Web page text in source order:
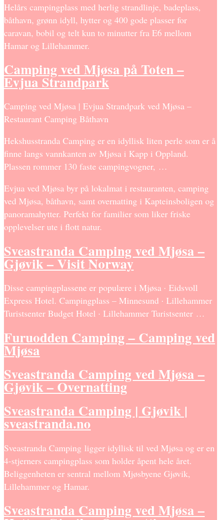
Helårs campingplass med herlig strandlinje, badeplass,
båthavn, grønn idyll, hytter og 400 gode plasser for
caravan, bobil og telt kun to minutter fra E6 mellom
Hamar og Lillehammer.
Camping ved Mjøsa på Toten –
Evjua Strandpark
Camping ved Mjøsa | Evjua Strandpark ved Mjøsa –
Restaurant Camping Båthavn
Hekshusstranda Camping er en idyllisk liten perle som er å
finne langs vannkanten av Mjøsa i Kapp i Oppland.
Plassen rommer 130 faste campingvogner, …
Evjua ved Mjøsa byr på lokalmat i restauranten, camping
ved Mjøsa, båthavn, samt overnatting i Kapteinsboligen og
panoramahytter. Perfekt for familier som liker friske
opplevelser ute i flott natur.
Sveastranda Camping ved Mjøsa –
Gjøvik – Visit Norway
Disse campingplassene er populære i Mjøsa · Eidsvoll
Express Hotel. Campingplass – Minnesund · Lillehammer
Turistsenter Budget Hotel · Lillehammer Turistsenter …
Furuodden Camping – Camping ved
Mjøsa
Sveastranda Camping ved Mjøsa –
Gjøvik – Overnatting
Sveastranda Camping | Gjøvik |
sveastranda.no
Sveastranda Camping ligger idyllisk til ved Mjøsa og er en
4-stjerners campingplass som holder åpent hele året.
Beliggenheten er sentral mellom Mjøsbyene Gjøvik,
Lillehammer og Hamar.
Sveastranda Camping ved Mjøsa –